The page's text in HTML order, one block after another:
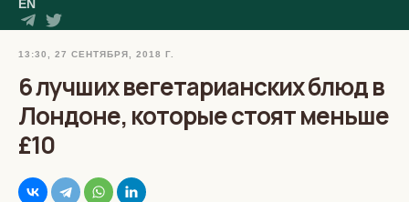
EN
13:30, 27 СЕНТЯБРЯ, 2018 Г.
6 лучших вегетарианских блюд в
Лондоне, которые стоят меньше
£10